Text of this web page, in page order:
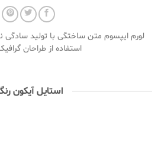
لورم ایپسوم متن ساختگی با تولید سادگی
استفاده از طراحان
استایل آیکون